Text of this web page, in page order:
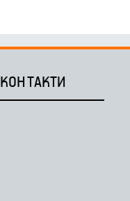
КОНТАКТИ